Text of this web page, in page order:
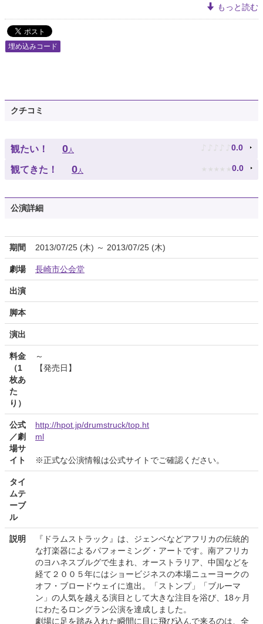
もっと読む
埋め込みコード
クチコミ
観たい！ 0人 ♪ ♪ ♪ ♪ ♪ 0.0
観てきた！ 0人 ★ ★ ★ ★ ★ 0.0
公演詳細
期間 2013/07/25 (木) ～ 2013/07/25 (木)
劇場 長崎市公会堂
出演
脚本
演出
料金
（1
枚あ
た
り）
～
【発売日】
公式
／劇
場サ
イト
http://hpot.jp/drumstruck/top.ht
ml
※正式な公演情報は公式サイトでご確認ください。
タイ
ムテ
ーブ
ル
説明
『ドラムストラック』は、ジェンベなどアフリカの伝統的
な打楽器によるパフォーミング・アートです。南アフリカ
のヨハネスブルグで生まれ、オーストラリア、中国などを
経て２００５年にはショービジネスの本場ニューヨークの
オフ・ブロードウェイに進出。「ストンプ」「ブルーマ
ン」の人気を越える演目として大きな注目を浴び、18ヶ月
にわたるロングラン公演を達成しました。
劇場に足を踏み入れた瞬間に目に飛び込んで来るのは、全